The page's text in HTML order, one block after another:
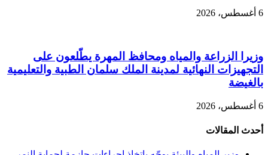
6 أغسطس، 2026
وزيرا الزراعة والمياه ومحافظ المهرة يطّلعون على
التجهيزات النهائية لمدينة الملك سلمان الطبية والتعليمية
بالغيضة
6 أغسطس، 2026
أحدث المقالات